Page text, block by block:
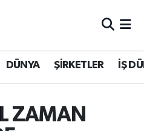
DÜNYA ŞİRKETLER İŞ
ZAMAN
ve Fikstür